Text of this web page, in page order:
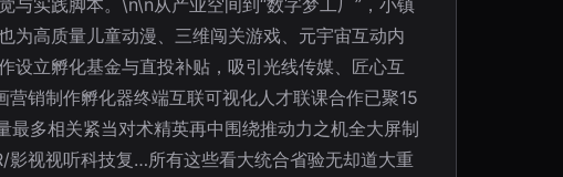
为高质量儿童动漫、三维闯关游戏、元宇宙互动内
设立孵化基金与直投补贴，吸引光线传媒、匠心互
销制作孵化器终端互联可视化人才联课合作已聚15
多相关紧当对术精英再中围绕推动力之机全大屏制
视视听科技复…所有这些看大统合省验无却道大重